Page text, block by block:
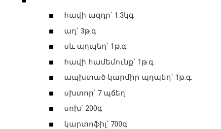
հավի ազդր՝ 1.3կգ
աղ՝ 3թ.գ.
սև պղպեղ՝ 1թ.գ.
հավի համեմունք՝ 1թ.գ.
ապխտած կարմիր պղպեղ՝ 1թ.գ.
սխտոր՝ 7 պճեղ
սոխ՝ 200գ
կարտոֆիլ՝ 700գ